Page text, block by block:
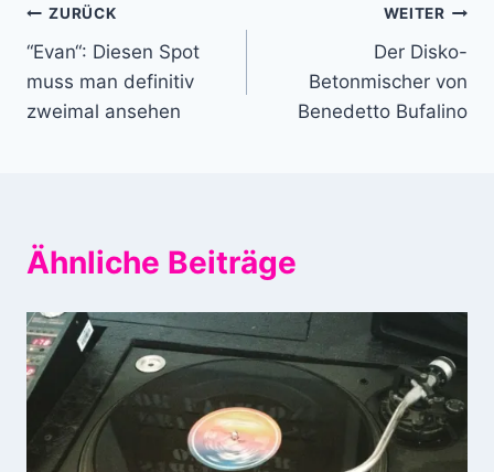
Beitragsnavigation
ZURÜCK
“Evan“: Diesen Spot
muss man definitiv
zweimal ansehen
WEITER
Der Disko-
Betonmischer von
Benedetto Bufalino
Ähnliche Beiträge